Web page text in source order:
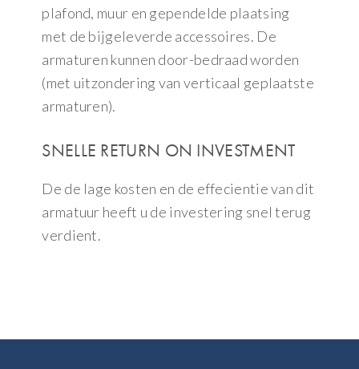
plafond, muur en gependelde plaatsing
met de bijgeleverde accessoires. De
armaturen kunnen door-bedraad worden
(met uitzondering van verticaal geplaatste
armaturen).
SNELLE RETURN ON INVESTMENT
De de lage kosten en de effecientie van dit
armatuur heeft u de investering snel terug
verdient.